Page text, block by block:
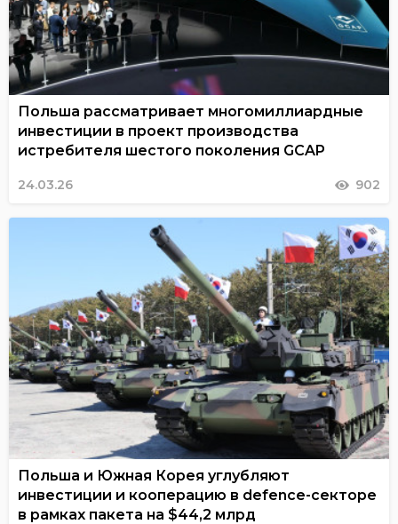
Польша рассматривает многомиллиардные
инвестиции в проект производства
истребителя шестого поколения GCAP
24.03.26 902
Польша и Южная Корея углубляют
инвестиции и кооперацию в defence-секторе
в рамках пакета на $44,2 млрд